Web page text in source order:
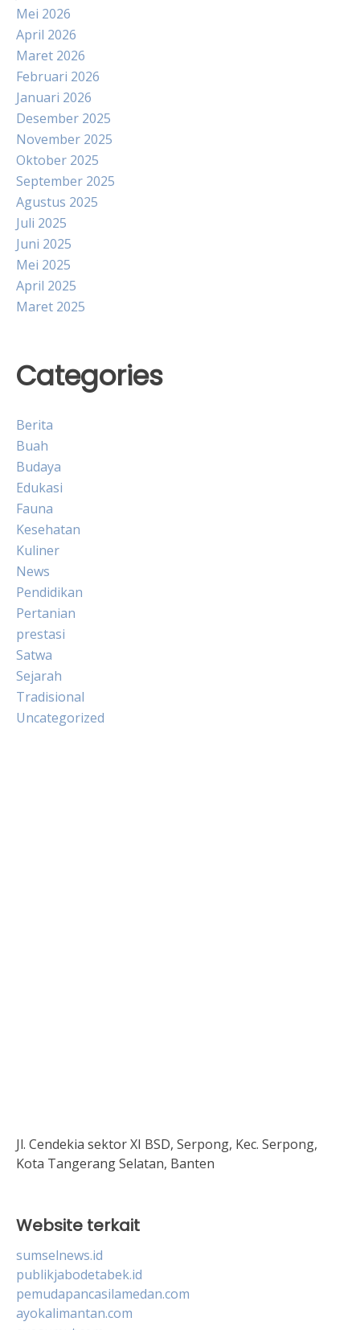
Mei 2026
April 2026
Maret 2026
Februari 2026
Januari 2026
Desember 2025
November 2025
Oktober 2025
September 2025
Agustus 2025
Juli 2025
Juni 2025
Mei 2025
April 2025
Maret 2025
Categories
Berita
Buah
Budaya
Edukasi
Fauna
Kesehatan
Kuliner
News
Pendidikan
Pertanian
prestasi
Satwa
Sejarah
Tradisional
Uncategorized
Jl. Cendekia sektor XI BSD, Serpong, Kec. Serpong,
Kota Tangerang Selatan, Banten
Website terkait
sumselnews.id
publikjabodetabek.id
pemudapancasilamedan.com
ayokalimantan.com